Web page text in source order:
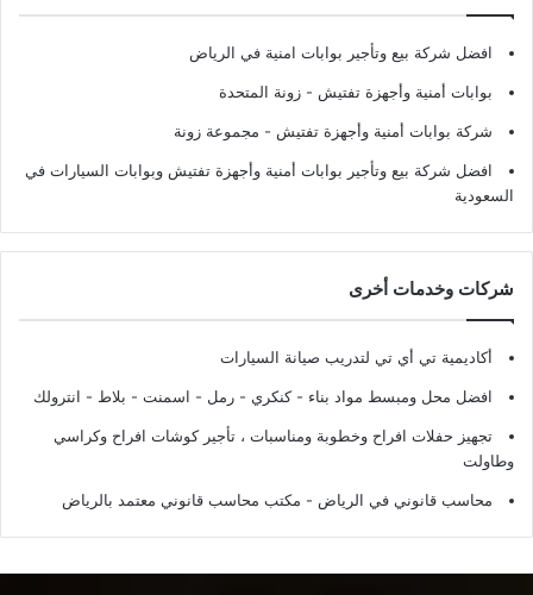
افضل شركة بيع وتأجير بوابات امنية في الرياض
بوابات أمنية وأجهزة تفتيش - زونة المتحدة
شركة بوابات أمنية وأجهزة تفتيش - مجموعة زونة
افضل شركة بيع وتأجير بوابات أمنية وأجهزة تفتيش وبوابات السيارات في
السعودية
شركات وخدمات أخرى
أكاديمية تي أي تي لتدريب صيانة السيارات
افضل محل ومبسط مواد بناء - كنكري - رمل - اسمنت - بلاط - انترولك
تجهيز حفلات افراح وخطوبة ومناسبات ، تأجير كوشات افراح وكراسي
وطاولت
محاسب قانوني في الرياض - مكتب محاسب قانوني معتمد بالرياض